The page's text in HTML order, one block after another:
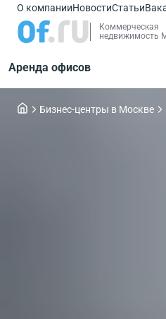
О компанииНовостиСтатьи
Коммерческая
недвижимость
Аренда офисов
Бизнес-центры в Москве